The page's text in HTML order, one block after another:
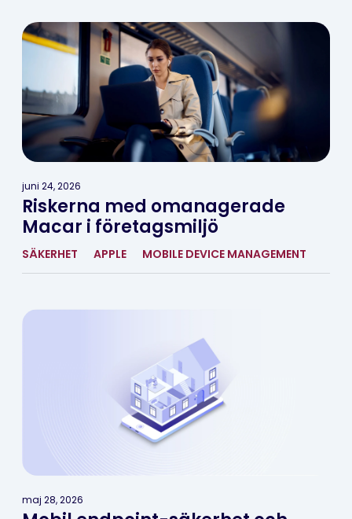
juni 24, 2026
Riskerna med omanagerade
Macar i företagsmiljö
SÄKERHET APPLE MOBILE DEVICE MANAGEMENT
maj 28, 2026